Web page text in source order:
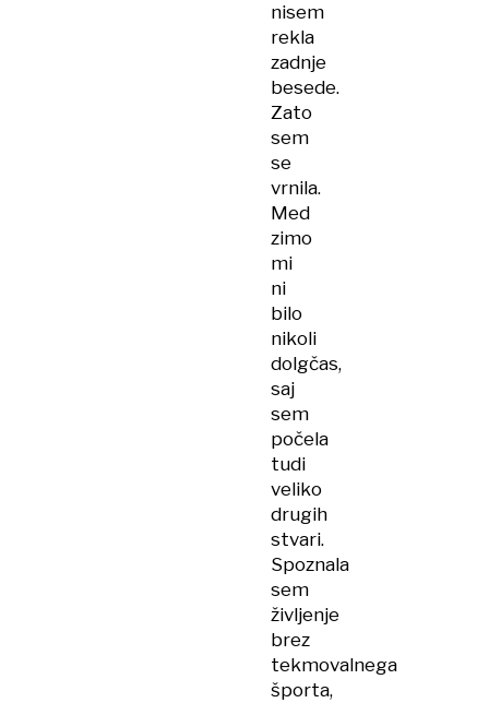
nisem
rekla
zadnje
besede.
Zato
sem
se
vrnila.
Med
zimo
mi
ni
bilo
nikoli
dolgčas,
saj
sem
počela
tudi
veliko
drugih
stvari.
Spoznala
sem
življenje
brez
tekmovalnega
športa,